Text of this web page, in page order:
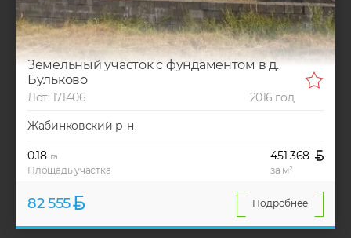
Земельный участок с фундаментом в д.
Бульково
Лот: 171406
2016 год
Жабинковский р-н
0.18 га
Площадь участка
451 368
за м²
82 555 Подробнее